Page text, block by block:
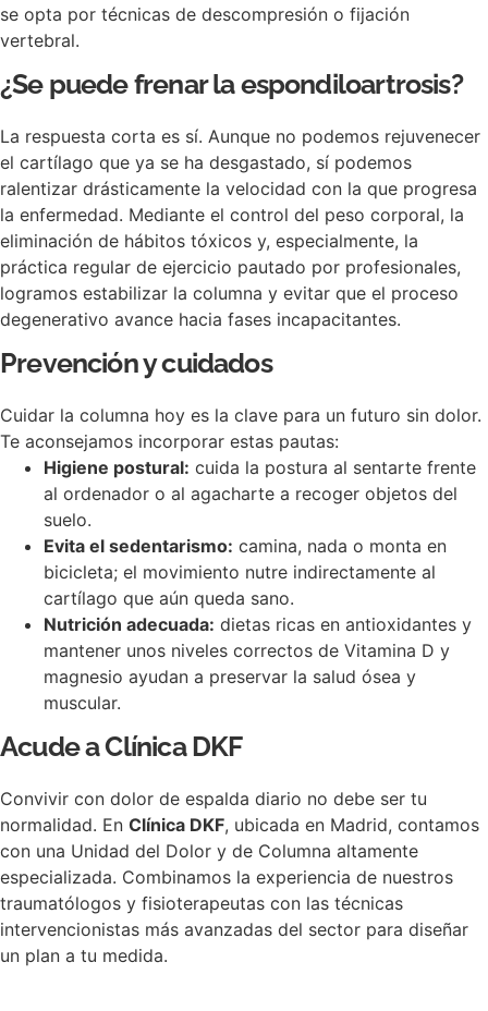
se opta por técnicas de descompresión o fijación
vertebral.
¿Se puede frenar la espondiloartrosis?
La respuesta corta es sí. Aunque no podemos rejuvenecer
el cartílago que ya se ha desgastado, sí podemos
ralentizar drásticamente la velocidad con la que progresa
la enfermedad. Mediante el control del peso corporal, la
eliminación de hábitos tóxicos y, especialmente, la
práctica regular de ejercicio pautado por profesionales,
logramos estabilizar la columna y evitar que el proceso
degenerativo avance hacia fases incapacitantes.
Prevención y cuidados
Cuidar la columna hoy es la clave para un futuro sin dolor.
Te aconsejamos incorporar estas pautas:
Higiene postural: cuida la postura al sentarte frente
al ordenador o al agacharte a recoger objetos del
suelo.
Evita el sedentarismo: camina, nada o monta en
bicicleta; el movimiento nutre indirectamente al
cartílago que aún queda sano.
Nutrición adecuada: dietas ricas en antioxidantes y
mantener unos niveles correctos de Vitamina D y
magnesio ayudan a preservar la salud ósea y
muscular.
Acude a Clínica DKF
Convivir con dolor de espalda diario no debe ser tu
normalidad. En Clínica DKF, ubicada en Madrid, contamos
con una Unidad del Dolor y de Columna altamente
especializada. Combinamos la experiencia de nuestros
traumatólogos y fisioterapeutas con las técnicas
intervencionistas más avanzadas del sector para diseñar
un plan a tu medida.